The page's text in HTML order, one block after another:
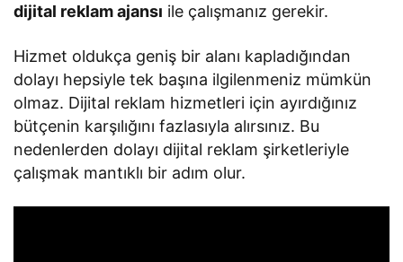
dijital reklam ajansı ile çalışmanız gerekir.
Hizmet oldukça geniş bir alanı kapladığından
dolayı hepsiyle tek başına ilgilenmeniz mümkün
olmaz. Dijital reklam hizmetleri için ayırdığınız
bütçenin karşılığını fazlasıyla alırsınız. Bu
nedenlerden dolayı dijital reklam şirketleriyle
çalışmak mantıklı bir adım olur.